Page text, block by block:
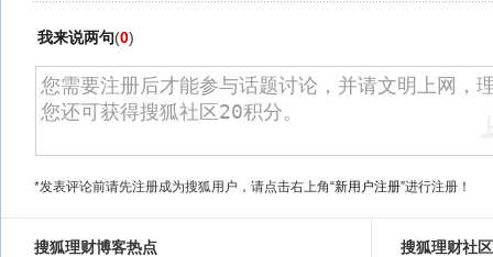
我来说两句(0)
*发表评论前请先注册成为搜狐用户，请点击右上角“新用户注册”进行注册！
搜狐理财博客热点 搜狐理财社